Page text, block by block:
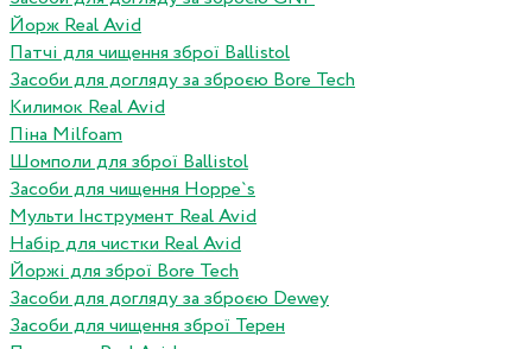
Йорж Real Avid
Патчі для чищення зброї Ballistol
Засоби для догляду за зброєю Bore Tech
Килимок Real Avid
Піна Milfoam
Шомполи для зброї Ballistol
Засоби для чищення Hoppe`s
Мульти Інструмент Real Avid
Набір для чистки Real Avid
Йоржі для зброї Bore Tech
Засоби для догляду за зброєю Dewey
Засоби для чищення зброї Терен